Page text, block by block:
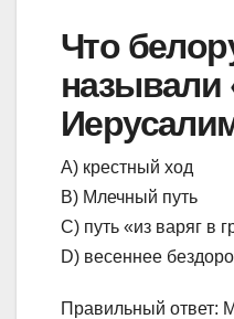
Что
называли
А) крестный ход
В) Млечный путь
С) путь «из варяг в
D) весеннее
Правильный ответ: